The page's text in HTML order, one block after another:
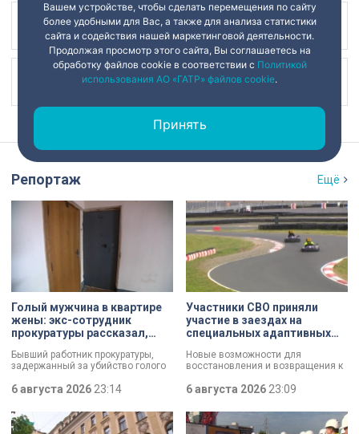
Наш канал в
Наш канал в
Репортаж Ещё
Голый мужчина в квартире
жены: экс-сотрудник
прокуратуры рассказал,
Бывший работник прокуратуры,
задержанный за убийство голого
которые толкнули его на страшное
преступление. Два года назад он
вынес мертвеца из дома на улице
Луначарского, выдавая
6 августа 2026 23:14
Участники СВО приняли
участие в заездах на
специальных адаптивных
Новые возможности для
восстановления и возвращения к
фонда «СВОй дом» в Петербурге
встретились с участниками
специальной военной операции,
которые сейчас проходят курс
6 августа 2026 23:09
Вашем устройстве, чтобы сделать перемещения по сайту
более удобными для Вас, а также для анализа статистики
сайта и содействия нашей маркетинговой деятельности.
Продолжая просмотр этого сайта, Вы соглашаетесь на
обработку файлов cookie в соответствии с Политикой
использования АО «ГАТР» файлов cookie.
Принять